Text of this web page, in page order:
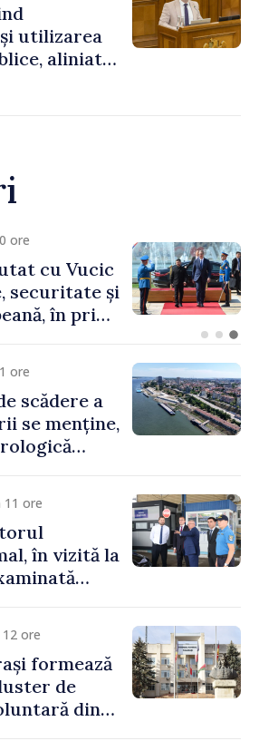
utilizarea
aliniată
/ Acum 6 ore
Bulgaria: Ambasadoarea
Ucrainei, convocată la
Ministerul de Externe în
legătură cu drona prăbușită
ore
scădere a
se menține,
11 ore
în vizită la
un scanner
ore
formează
de
din